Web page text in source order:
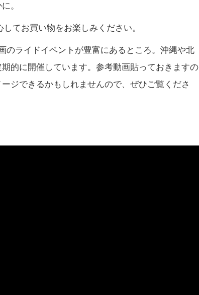
。
てお買い物をお楽しみください。
のライドイベントが豊富にあるところ。沖縄や北
的に開催しています。参考動画貼っておきますの
ジできるかもしれませんので、ぜひご覧くださ